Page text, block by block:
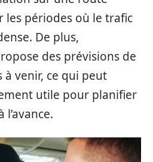
les périodes où le trafic
De plus,
des prévisions de
venir, ce qui peut
utile pour planifier